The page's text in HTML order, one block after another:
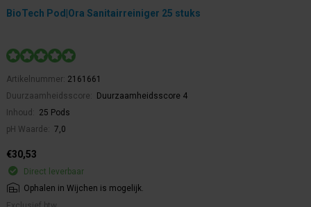
BioTech Pod|Ora Sanitairreiniger 25 stuks
Artikelnummer: 2161661
Duurzaamheidsscore:
Duurzaamheidsscore 4
Inhoud:
25 Pods
pH Waarde:
7,0
€30,53
Direct leverbaar
Ophalen in Wijchen is mogelijk.